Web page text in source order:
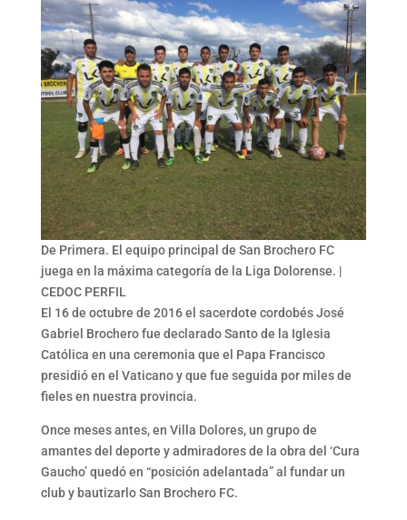
De Primera. El equipo principal de San Brochero FC
juega en la máxima categoría de la Liga Dolorense. |
CEDOC PERFIL
El 16 de octubre de 2016 el sacerdote cordobés José
Gabriel Brochero fue declarado Santo de la Iglesia
Católica en una ceremonia que el Papa Francisco
presidió en el Vaticano y que fue seguida por miles de
fieles en nuestra provincia.
Once meses antes, en Villa Dolores, un grupo de
amantes del deporte y admiradores de la obra del ‘Cura
Gaucho’ quedó en “posición adelantada” al fundar un
club y bautizarlo San Brochero FC.